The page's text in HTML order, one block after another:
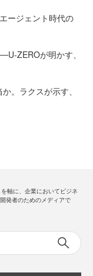
ージェント時代の
ZEROが明かす、
。ラクスが示す、
軸に、企業においてビジネ
発者のためのメディアで